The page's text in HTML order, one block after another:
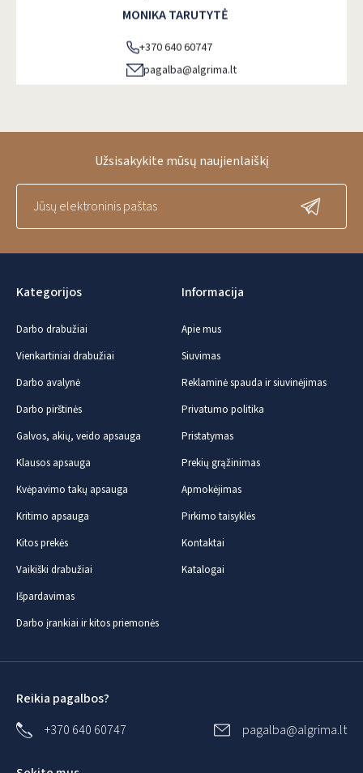
MONIKA TARUTYTĖ
+370 640 60747
pagalba@algrima.lt
Kategorijos
Darbo drabužiai
Vienkartiniai drabužiai
Darbo avalynė
Darbo pirštinės
Galvos, akių, veido apsauga
Klausos apsauga
Kvėpavimo takų apsauga
Kritimo apsauga
Kitos prekės
Vaikiški drabužiai
Išpardavimas
Darbo įrankiai ir kitos priemonės
Informacija
Apie mus
Siuvimas
Reklaminė spauda ir siuvinėjimas
Privatumo politika
Pristatymas
Prekių grąžinimas
Apmokėjimas
Pirkimo taisyklės
Kontaktai
Katalogai
Užsisakykite mūsų naujienlaiškį
Reikia pagalbos?
+370 640 60747
pagalba@algrima.lt